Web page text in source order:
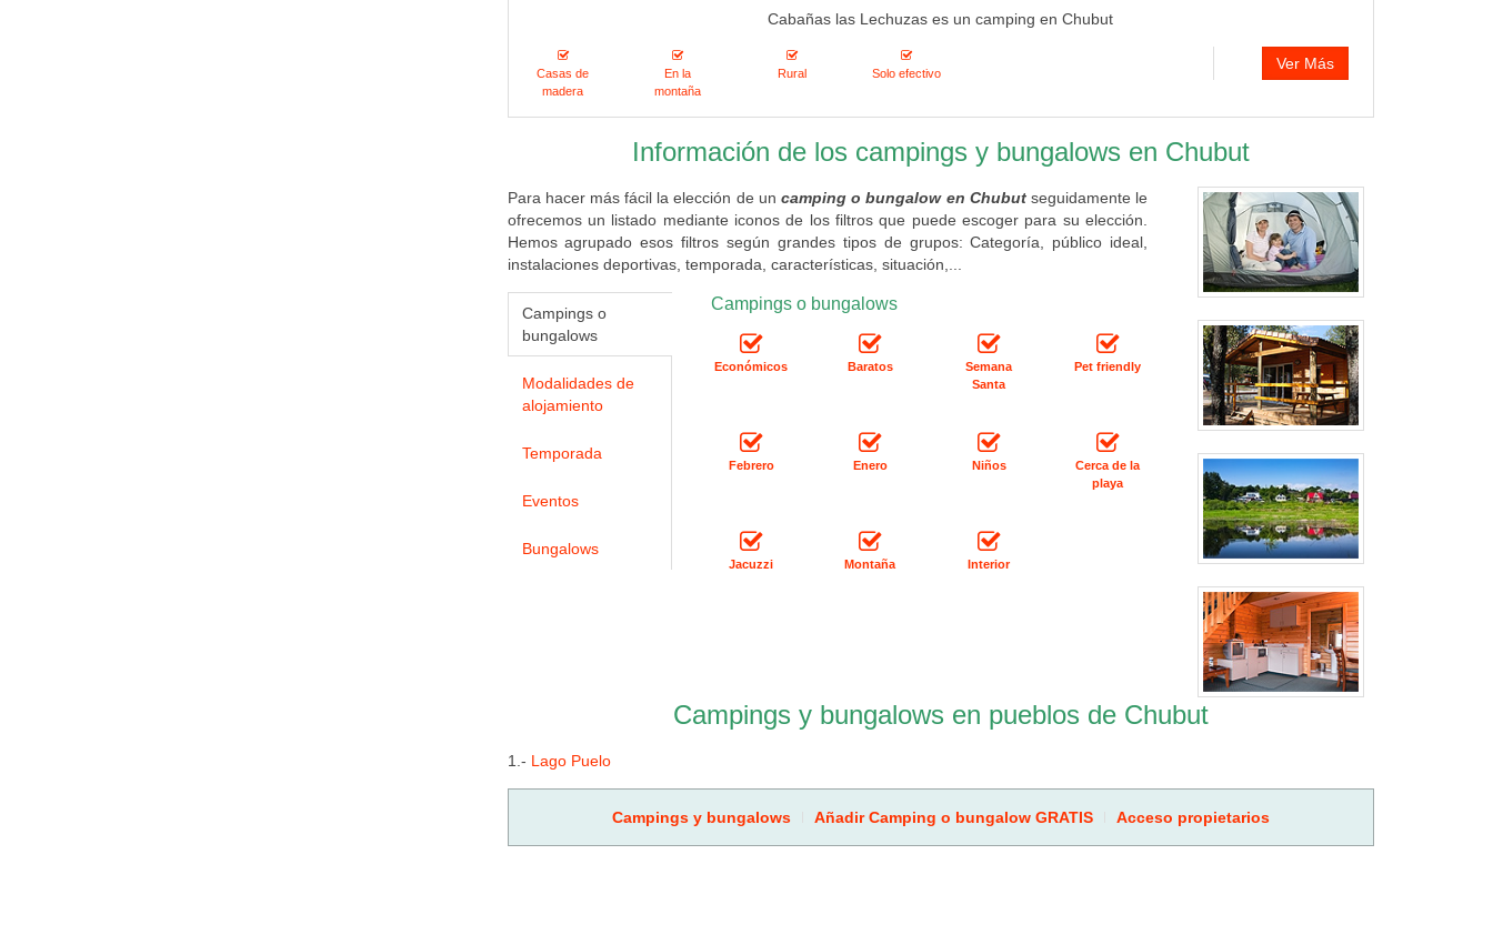
Cabañas las Lechuzas es un camping en Chubut
Casas de
madera
En la
montaña
Rural Solo efectivo
Ver Más
Información de los campings y bungalows en Chubut
Para hacer más fácil la elección de un camping o bungalow en Chubutseguidamente le
ofrecemos un listado mediante iconos de los filtros que puede escoger para su elección.
Hemos agrupado esos filtros según grandes tipos de grupos: Categoría, público ideal,
instalaciones deportivas, temporada, características, situación,...
Campings o
bungalows
Modalidades de
alojamiento
Temporada
Eventos
Bungalows
Campings o bungalows
Económicos Baratos
Semana
Santa
Pet friendly
Febrero Enero Niños
Cerca de la
playa
Jacuzzi Montaña Interior
Campings y bungalows en pueblos de Chubut
1.- Lago Puelo
Campings y bungalows Añadir Camping o bungalow GRATIS Acceso propietarios